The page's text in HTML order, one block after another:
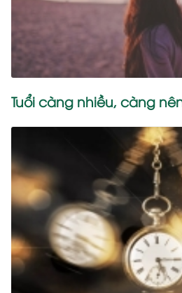
Tuổi càng nhiều, càng